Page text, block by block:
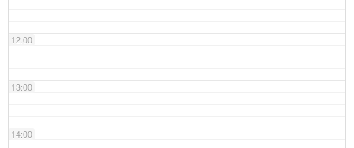
12:00
13:00
14:00